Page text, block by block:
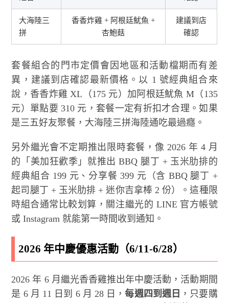
大海陸三
拼
香香炸雞 + 阿根廷魷魚 +
杏鮑菇
建議到店
確認
套餐組合的門市定價會因地區和活動檔期而有差
異，建議到店確認最新價格。以 1 號經典組合來
說，香香炸雞 XL（175 元）加阿根廷魷魚 M（135
元）單點要 310 元，套餐一定有折扣才合理。如果
是三五好友聚餐，大海陸三拼海陸通吃最過癮。
另外繼光會不定期推出限時套餐，像 2026 年 4 月
的「美加狂歡季」就推出 BBQ 腿丁 + 玉米肋排的
經典組合 199 元、分享餐 399 元（含 BBQ 腿丁 +
起司腿丁 + 玉米肋排 + 迷你吉拿棒 2 份）。這種限
時組合通常比較划算，關注繼光的 LINE 官方帳號
或 Instagram 就能第一時間收到通知。
2026 年中慶優惠活動（6/11-6/28）
2026 年 6 月繼光香香雞推出年中慶活動，活動期間
是 6 月 11 日到 6 月 28 日，每週四到週日 ，只要購